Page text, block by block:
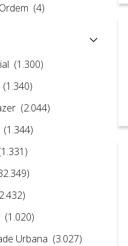
(4)
(1.300)
(1.340)
(2.044)
(1.344)
(1.020)
Urbana (3.027)